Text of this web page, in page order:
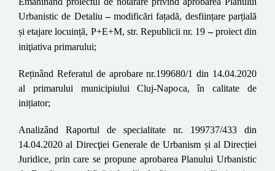
Urbanistic de Detaliu –modificări fațadă, desființare parțială
și etajare locuință, P+E+M, str. Republicii nr. 19 –proiect din
iniţiativa primarului;
Reținând Referatul de aprobarenr.199680/1 din 14.04.2020
al primarului municipiului Cluj-Napoca, în calitate de
inițiator;
Analizând Raportul de specialitate nr. 199737/433 din
14.04.2020 al Direcţiei Generale de Urbanism și al Direcției
Juridice, prin care se propune aprobarea Planului Urbanistic